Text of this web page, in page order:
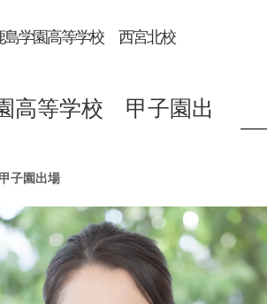
学園高等学校 西宮北校
子園出場
高等学校 甲子園出